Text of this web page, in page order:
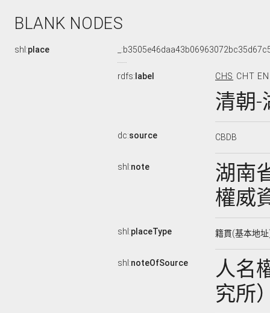
BLANK NODES
shl:place
rdfs:label CHS CHT
清朝-
dc:source CBDB
shl:note
湖南
權威
shl:placeType 籍貫(基本地
shl:noteOfSource
人名
究所